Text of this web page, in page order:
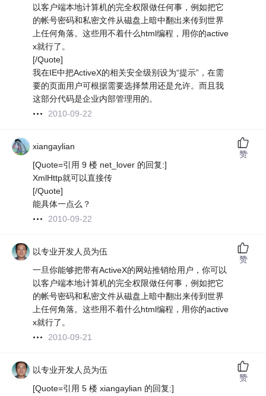
以客户端本地计算机的完全权限做任何事，例如把它
的帐号密码和私密文件从磁盘上暗中翻出来传到世界
上任何角落。这些用不着什么html编程，用你的active
x就行了。
[/Quote]
我在IE中把ActiveX的相关安全级别设为“提示”，在需
要的页面用户可根据需要选择禁用还是允许。而且我
这部分代码是企业内部管理用的。
2010-09-22
xiangaylian
[Quote=引用 9 楼 net_lover 的回复:]
XmlHttp就可以直接传
[/Quote]
能具体一点么？
2010-09-22
赞
以专业开发人员为伍
一旦你能够把带有ActiveX的网站推销给用户，你可以
以客户端本地计算机的完全权限做任何事，例如把它
的帐号密码和私密文件从磁盘上暗中翻出来传到世界
上任何角落。这些用不着什么html编程，用你的active
x就行了。
2010-09-21
赞
以专业开发人员为伍
[Quote=引用 5 楼 xiangaylian 的回复:]
赞